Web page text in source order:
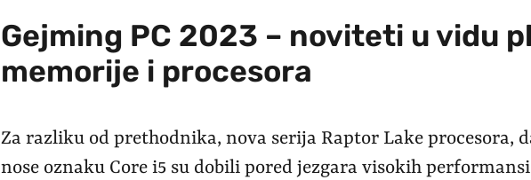
Gejming PC 2023 – noviteti u vidu
memorije i procesora
Za razliku od prethodnika, nova serija Raptor Lake procesora,
nose oznaku Core i5 su dobili pored jezgara visokih